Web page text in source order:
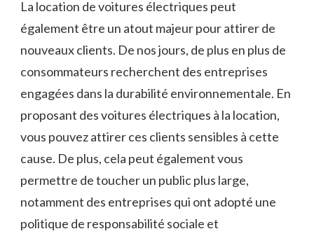
La location‌ de voitures électriques⁢ peut
⁢également être un ‍atout majeur pour attirer de
nouveaux clients. De ⁤nos jours, de plus en⁢ plus de
consommateurs recherchent ‌des entreprises
engagées dans la durabilité​ environnementale. En
proposant des voitures électriques à la location,
vous pouvez attirer ces clients sensibles à cette
cause. De plus, cela peut également vous⁤
permettre de toucher un public plus large,⁣
notamment des entreprises qui ont adopté une
politique de responsabilité sociale​ et